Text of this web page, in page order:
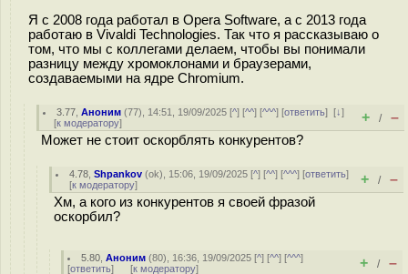
Я с 2008 года работал в Opera Software, а с 2013 года
работаю в Vivaldi Technologies. Так что я рассказываю о
том, что мы с коллегами делаем, чтобы вы понимали
разницу между хромоклонами и браузерами,
создаваемыми на ядре Chromium.
3.77 ,Аноним (77), 14:51, 19/09/2025 [^] [^^] [^^^] [ответить][↓]
[к модератору] + / –
Может не стоит оскорблять конкурентов?
4.78 ,Shpankov (ok), 15:06, 19/09/2025 [^] [^^] [^^^] [ответить]
[к модератору] + / –
Хм, а кого из конкурентов я своей фразой
оскорбил?
5.80 ,Аноним (80), 16:36, 19/09/2025 [^] [^^] [^^^]
[ответить] [к модератору] + / –